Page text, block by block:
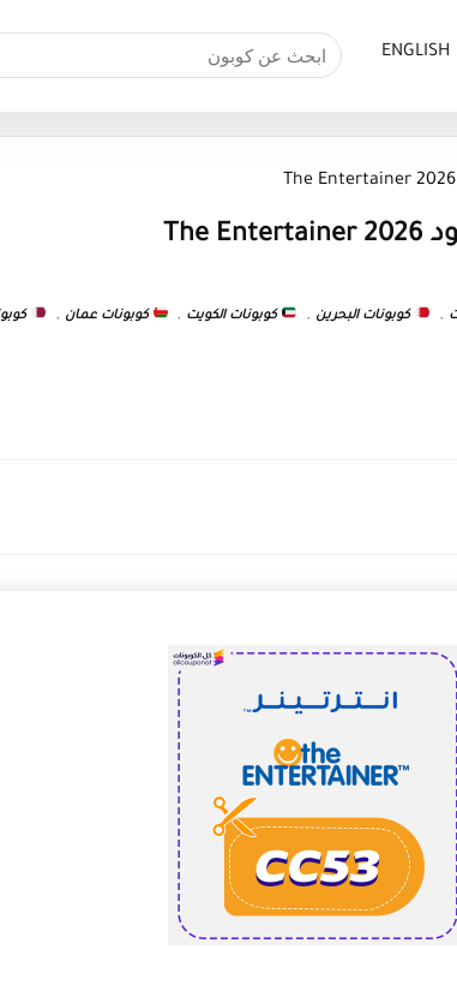
ENGLISH
, كوبونات البحرين , كوبونات الكويت , كوبونات عمان ,